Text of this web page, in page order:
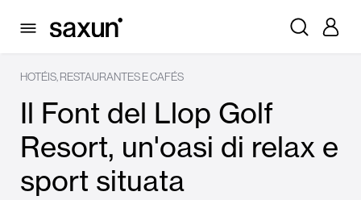
HOTÉIS, RESTAURANTES E CAFÉS
Il Font del Llop Golf
Resort, un'oasi di relax e
sport situata